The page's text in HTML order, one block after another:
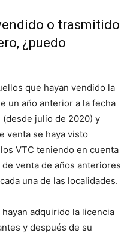
o trasmitido
¿puedo
que hayan vendido la
un año anterior a la fecha
julio de 2020) y
venta se haya visto
VTC teniendo en cuenta
venta de años anteriores
una de las localidades.
adquirido la licencia
y después de su